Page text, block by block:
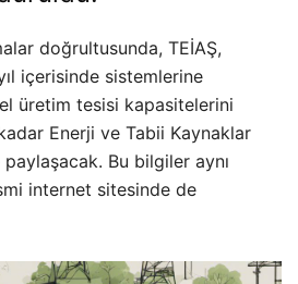
doğrultusunda, TEİAŞ,
içerisinde sistemlerine
üretim tesisi kapasitelerini
Enerji ve Tabii Kaynaklar
paylaşacak. Bu bilgiler aynı
internet sitesinde de